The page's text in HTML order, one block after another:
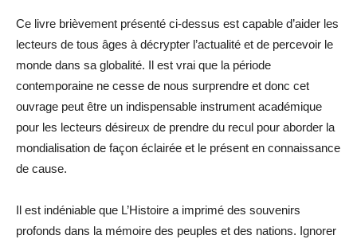
Ce livre brièvement présenté ci-dessus est capable d’aider les
lecteurs de tous âges à décrypter l’actualité et de percevoir le
monde dans sa globalité. Il est vrai que la période
contemporaine ne cesse de nous surprendre et donc cet
ouvrage peut être un indispensable instrument académique
pour les lecteurs désireux de prendre du recul pour aborder la
mondialisation de façon éclairée et le présent en connaissance
de cause.
Il est indéniable que L’Histoire a imprimé des souvenirs
profonds dans la mémoire des peuples et des nations. Ignorer